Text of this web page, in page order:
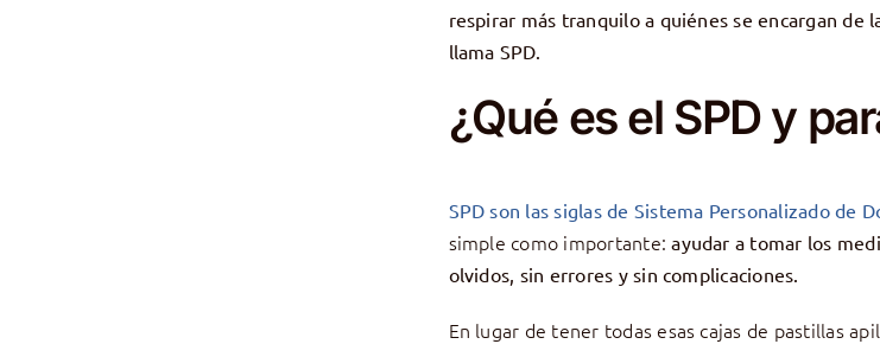
respirar más tranquilo a quiénes se encargan de
llama SPD.
¿Qué es el SPD y
SPD son las siglas de Sistema Personalizado de
simple como importante:ayudar a tomar los
olvidos, sin errores y sin complicaciones.
En lugar de tener todas esas cajas de pastillas